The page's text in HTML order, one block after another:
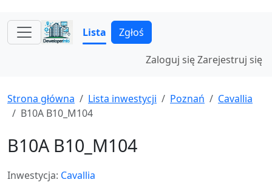
Lista Zgłoś
Zaloguj sięZarejestruj się
Strona główna Lista inwestycji Poznań
Cavallia
B10A B10_M104
B10A B10_M104
Inwestycja: Cavallia